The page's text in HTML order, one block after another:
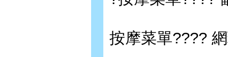
按摩菜單????